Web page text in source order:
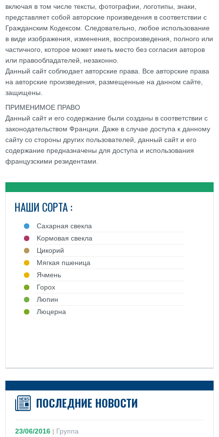
включая в том числе тексты, фотографии, логотипы, знаки,
представляет собой авторские произведения в соответствии с
Гражданским Кодексом. Следовательно, любое использование
в виде изображения, изменения, воспроизведения, полного или
частичного, которое может иметь место без согласия авторов
или правообладателей, незаконно.
Данный сайт соблюдает авторские права. Все авторские права
на авторские произведения, размещенные на данном сайте,
защищены.
ПРИМЕНИМОЕ ПРАВО
Данный сайт и его содержание были созданы в соответствии с
законодательством Франции. Даже в случае доступа к данному
сайту со стороны других пользователей, данный сайт и его
содержание предназначены для доступа и использования
французскими резидентами.
НАШИ СОРТА :
Cахарная свекла
Kормовая свекла
Цикорий
Mягкая пшеница
Ячмень
Горох
Люпин
Люцерна
ПОСЛЕДНИЕ НОВОСТИ
23/06/2016 | Группа